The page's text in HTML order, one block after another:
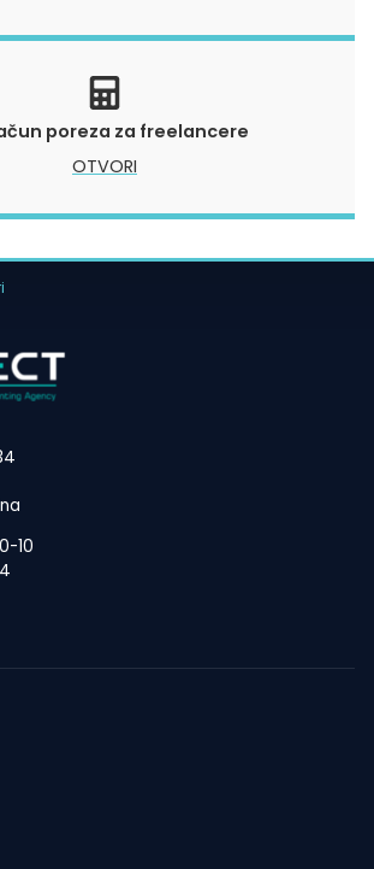
poreza za freelancere
OTVORI
10